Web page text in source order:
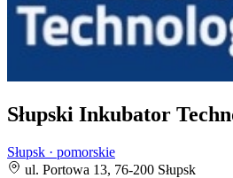
Słupski Inkubator
Słupsk · pomorskie
ul. Portowa 13, 76-200 Słupsk